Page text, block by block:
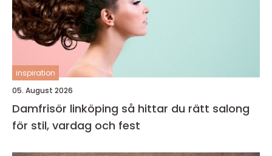
inspiration
05. August 2026
Damfrisör linköping så hittar du rätt salong
för stil, vardag och fest